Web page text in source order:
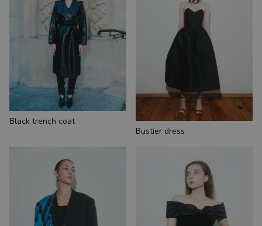
Black trench coat
Bustier dress